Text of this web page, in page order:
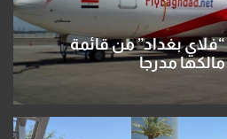
“فلاي بغداد” من قائمة
مدرجا